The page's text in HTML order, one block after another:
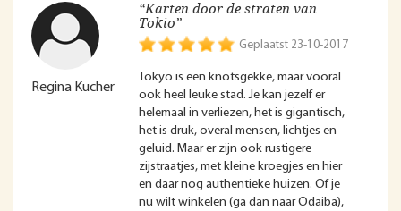
Regina Kucher
“Karten door de straten van
Tokio”
Geplaatst 23-10-2017
Tokyo is een knotsgekke, maar vooral
ook heel leuke stad. Je kan jezelf er
helemaal in verliezen, het is gigantisch,
het is druk, overal mensen, lichtjes en
geluid. Maar er zijn ook rustigere
zijstraatjes, met kleine kroegjes en hier
en daar nog authentieke huizen. Of je
nu wilt winkelen (ga dan naar Odaiba),